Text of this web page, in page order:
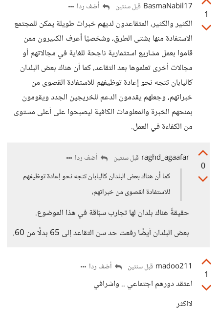
1
BasmaNabil17 قبل سنتين أضف ردا
الكثير والكثير، المتقاعدون لديهم خبرات طويلة يمكن للمجتمع
الاستفادة منها بشتى الطرق، وشخصيًا أعرف الكثيرون ممن
قاموا بعمل مشاريع استثمارية ناجحة للغاية في مجالاتهم أو
مجالات أخرى تعلموها بعد التقاعد، كما أن هناك بعض البلدان
كاليابان تتجه نحو إعادة توظيفهم للاستفادة القصوى من
خبراتهم، وجعلهم يقدمون الدعم للخريجين الجدد ويقومون
بمنحهم الخبرة والمعلومات الكافية ليصبحوا على أعلى مستوى
من الكفاءة في العمل.
0
raghd_agaafar قبل سنتين
أضف ردا
كما أن هناك بعض البلدان كاليابان تتجه نحو إعادة توظيفهم
للاستفادة القصوى من خبراتهم،
حقيقةً هناك بلدان لها تجارب سبّاقة في هذا الموضوع.
بعض البلدان أيضًا رفعت حد سن التقاعد إلى 65 بدلًا من 60.
1
madoo211 قبل سنتين أضف ردا
اعتقد دورهم اجتماعي .. واشرافي
لااكثر